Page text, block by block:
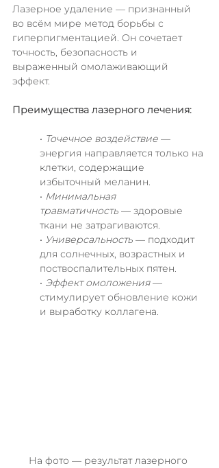
Лазерное удаление — признанный
во всём мире метод борьбы с
гиперпигментацией. Он сочетает
точность, безопасность и
выраженный омолаживающий
эффект.
Преимущества лазерного лечения:
• Точечное воздействие —
энергия направляется только на
клетки, содержащие
избыточный меланин.
• Минимальная
травматичность — здоровые
ткани не затрагиваются.
• Универсальность — подходит
для солнечных, возрастных и
поствоспалительных пятен.
• Эффект омоложения —
стимулирует обновление кожи
и выработку коллагена.
На фото — результат лазерного